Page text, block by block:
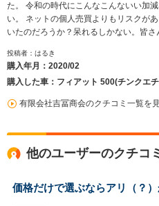
た。 令和の時代にこんなこんないい加
い。 ネットの個人売買よりもリスクが
いたのだろうか？呆れるしかない。皆さ
投稿者：はるき
購入年月： 2020/02
購入した車：フィアット 500(チンクエ
有限会社吉冨商会のクチコミ一覧を
他のユーザーのクチコ
価格だけで選ぶならアリ（？